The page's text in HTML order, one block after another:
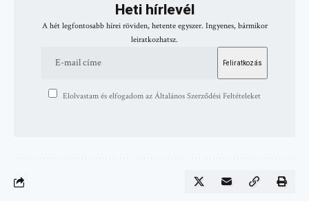
Heti hírlevél
A hét legfontosabb hírei röviden, hetente egyszer. Ingyenes, bármikor
leiratkozhatsz.
Elolvastam és elfogadom az Általános Szerződési Feltételeket